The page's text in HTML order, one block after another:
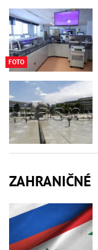
FOTO
ZAHRANIČNÉ